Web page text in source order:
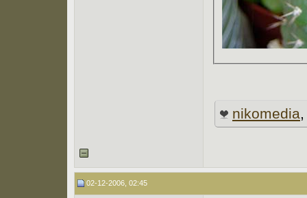
nikomedia,
02-12-2006, 02:45